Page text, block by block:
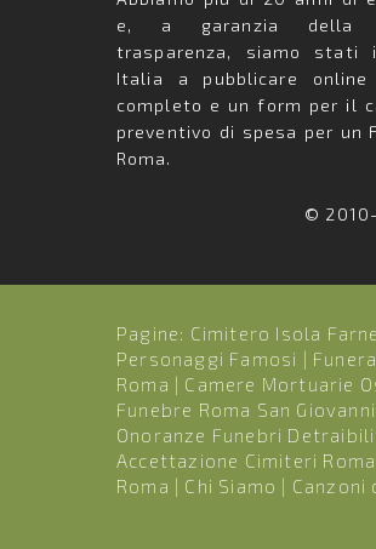
e, a garanzia della
trasparenza, siamo stati
Italia a pubblicare
completo e un form per il
preventivo di spesa per un
Roma.
©
Pagine: Cimitero Isola
Personaggi Famosi |
Roma | Camere Mortuarie
Funebre Roma San Giovanni
Onoranze Funebri
Accettazione Cimiteri Roma
Roma | Chi Siamo | Canzoni